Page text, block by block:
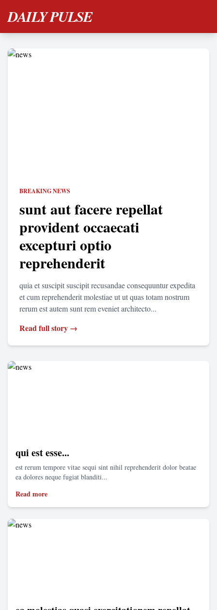
DAILY PULSE
BREAKING NEWS
sunt aut facere repellat
provident occaecati
excepturi optio
reprehenderit
quia et suscipit suscipit recusandae consequuntur expedita
et cum reprehenderit molestiae ut ut quas totam nostrum
rerum est autem sunt rem eveniet architecto...
Read full story →
qui est esse...
est rerum tempore vitae sequi sint nihil reprehenderit dolor beatae
ea dolores neque fugiat blanditi...
Read more